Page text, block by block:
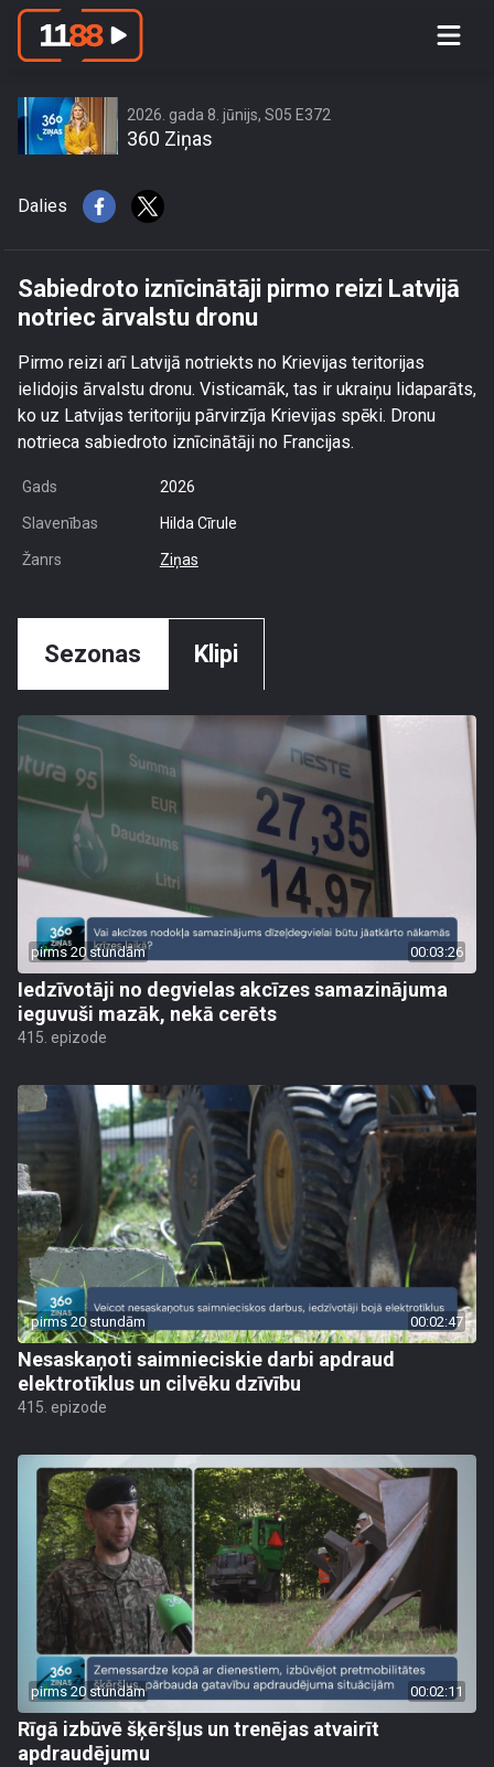
Sabiedroto iznīcinātāji pirmo reizi
2026. gada 8. jūnijs, S05 E372
360 Ziņas
Dalies
Sabiedroto iznīcinātāji pirmo reizi Latvijā
notriec ārvalstu dronu
Pirmo reizi arī Latvijā notriekts no Krievijas teritorijas
ielidojis ārvalstu dronu. Visticamāk, tas ir ukraiņu lidaparāts,
ko uz Latvijas teritoriju pārvirzīja Krievijas spēki. Dronu
notrieca sabiedroto iznīcinātāji no Francijas.
Gads 2026
Slavenības Hilda Cīrule
Žanrs Ziņas
Sezonas Klipi
pirms 20 stundām 00:03:26
Iedzīvotāji no degvielas akcīzes samazinājuma
ieguvuši mazāk, nekā cerēts
415. epizode
pirms 20 stundām 00:02:47
Nesaskaņoti saimnieciskie darbi apdraud
elektrotīklus un cilvēku dzīvību
415. epizode
pirms 20 stundām 00:02:11
Rīgā izbūvē šķēršļus un trenējas atvairīt
apdraudējumu